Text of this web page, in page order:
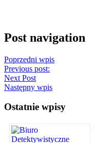
Post navigation
Poprzedni wpis
Previous post:
Next Post
Następny wpis
Ostatnie wpisy